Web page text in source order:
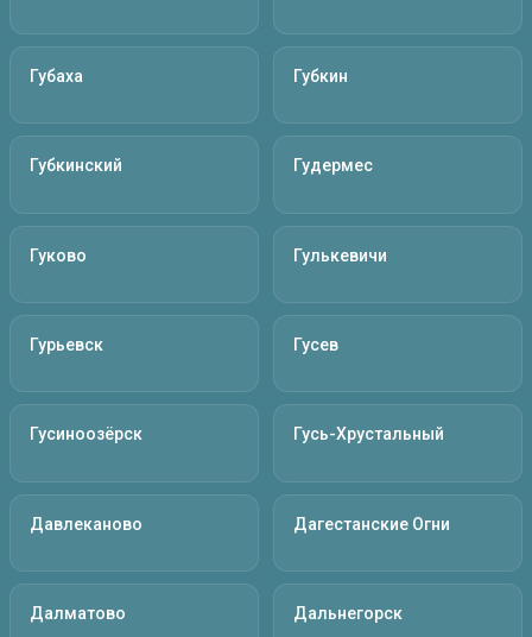
Губаха Губкин
Губкинский Гудермес
Гуково Гулькевичи
Гурьевск Гусев
Гусиноозёрск Гусь-Хрустальный
Давлеканово Дагестанские Огни
Далматово Дальнегорск